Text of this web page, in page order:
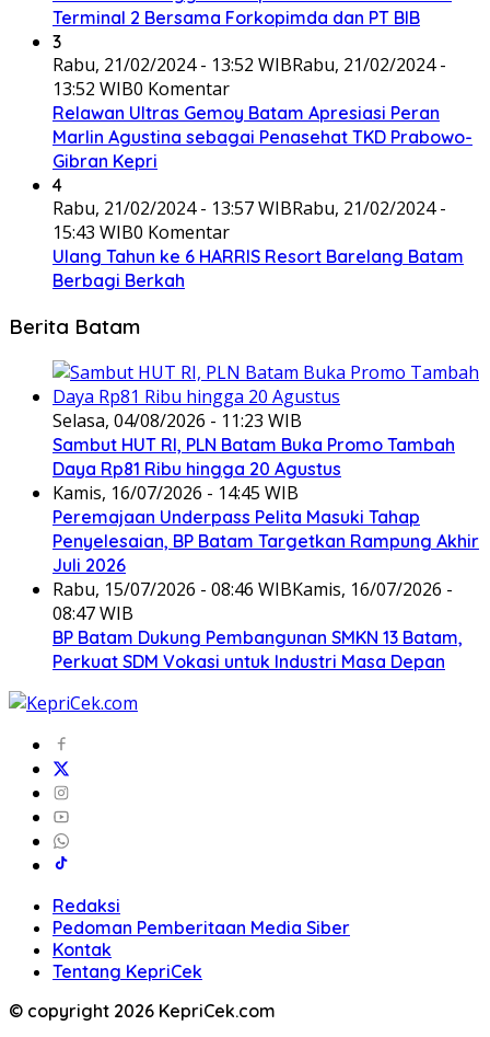
Terminal 2 Bersama Forkopimda dan PT BIB
3
Rabu, 21/02/2024 - 13:52 WIBRabu, 21/02/2024 -
13:52 WIB0 Komentar
Relawan Ultras Gemoy Batam Apresiasi Peran
Marlin Agustina sebagai Penasehat TKD Prabowo-
Gibran Kepri
4
Rabu, 21/02/2024 - 13:57 WIBRabu, 21/02/2024 -
15:43 WIB0 Komentar
Ulang Tahun ke 6 HARRIS Resort Barelang Batam
Berbagi Berkah
Berita Batam
Selasa, 04/08/2026 - 11:23 WIB
Sambut HUT RI, PLN Batam Buka Promo Tambah
Daya Rp81 Ribu hingga 20 Agustus
Kamis, 16/07/2026 - 14:45 WIB
Peremajaan Underpass Pelita Masuki Tahap
Penyelesaian, BP Batam Targetkan Rampung Akhir
Juli 2026
Rabu, 15/07/2026 - 08:46 WIBKamis, 16/07/2026 -
08:47 WIB
BP Batam Dukung Pembangunan SMKN 13 Batam,
Perkuat SDM Vokasi untuk Industri Masa Depan
Redaksi
Pedoman Pemberitaan Media Siber
Kontak
Tentang KepriCek
© copyright 2026 KepriCek.com